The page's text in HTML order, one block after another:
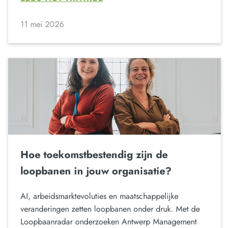
11 mei 2026
Hoe toekomstbestendig zijn de
loopbanen in jouw organisatie?
AI, arbeidsmarktevoluties en maatschappelijke
veranderingen zetten loopbanen onder druk. Met de
Loopbaanradar onderzoeken Antwerp Management